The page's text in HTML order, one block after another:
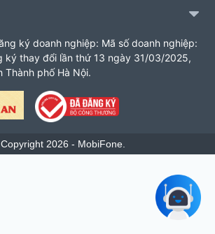
ký doanh nghiệp: Mã số doanh nghiệp:
thay đổi lần thứ 13 ngày 31/03/2025,
Thành phố Hà Nội.
2026 - MobiFone.